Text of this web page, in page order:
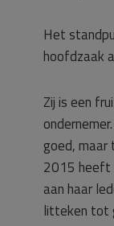
Het
hoofdzaak
Zij is een
goed, maar
2015 heeft
aan haar
litteken tot